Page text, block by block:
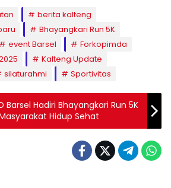
berita kalteng
Bhayangkari Run 5K
event Barsel
Forkopimda
Kalteng Update
silaturahmi Sportivitas
Barsel Hadiri Bhayangkari Run 5K
Hidup Sehat